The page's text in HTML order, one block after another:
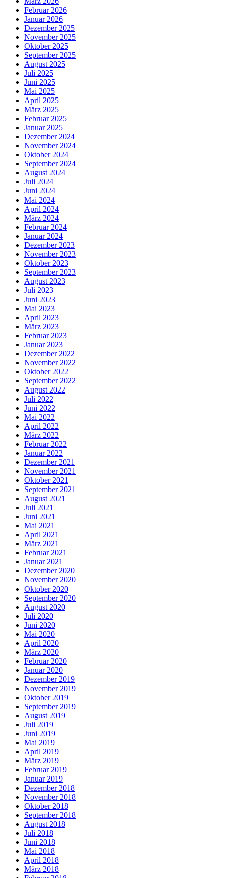
Februar 2026
Januar 2026
Dezember 2025
November 2025
Oktober 2025
September 2025
August 2025
Juli 2025
Juni 2025
Mai 2025
April 2025
März 2025
Februar 2025
Januar 2025
Dezember 2024
November 2024
Oktober 2024
September 2024
August 2024
Juli 2024
Juni 2024
Mai 2024
April 2024
März 2024
Februar 2024
Januar 2024
Dezember 2023
November 2023
Oktober 2023
September 2023
August 2023
Juli 2023
Juni 2023
Mai 2023
April 2023
März 2023
Februar 2023
Januar 2023
Dezember 2022
November 2022
Oktober 2022
September 2022
August 2022
Juli 2022
Juni 2022
Mai 2022
April 2022
März 2022
Februar 2022
Januar 2022
Dezember 2021
November 2021
Oktober 2021
September 2021
August 2021
Juli 2021
Juni 2021
Mai 2021
April 2021
März 2021
Februar 2021
Januar 2021
Dezember 2020
November 2020
Oktober 2020
September 2020
August 2020
Juli 2020
Juni 2020
Mai 2020
April 2020
März 2020
Februar 2020
Januar 2020
Dezember 2019
November 2019
Oktober 2019
September 2019
August 2019
Juli 2019
Juni 2019
Mai 2019
April 2019
März 2019
Februar 2019
Januar 2019
Dezember 2018
November 2018
Oktober 2018
September 2018
August 2018
Juli 2018
Juni 2018
Mai 2018
April 2018
März 2018